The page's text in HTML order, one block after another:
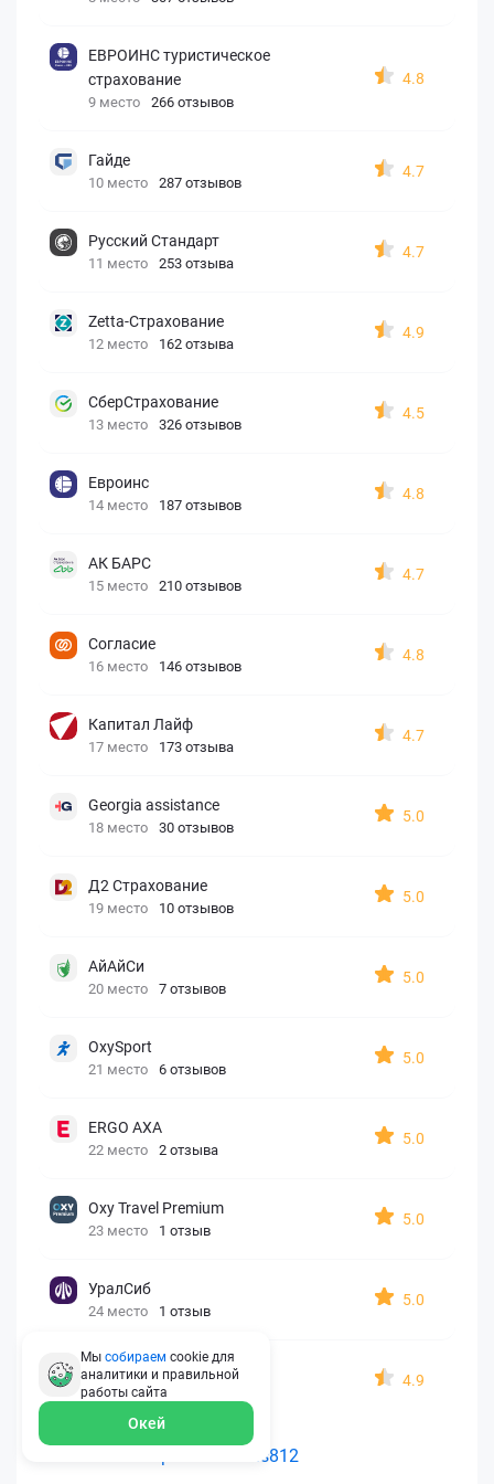
ЕВРОИНС туристическое
страхование
9 место 266 отзывов
4.8
Гайде
10 место 287 отзывов
4.7
Русский Стандарт
11 место 253 отзыва
4.7
Zetta-Страхование
12 место 162 отзыва
4.9
СберСтрахование
13 место 326 отзывов
4.5
Евроинс
14 место 187 отзывов
4.8
АК БАРС
15 место 210 отзывов
4.7
Согласие
16 место 146 отзывов
4.8
Капитал Лайф
17 место 173 отзыва
4.7
Georgia assistance
18 место 30 отзывов
5.0
Д2 Страхование
19 место 10 отзывов
5.0
АйАйСи
20 место 7 отзывов
5.0
OxySport
21 место 6 отзывов
5.0
ERGO AXA
22 место 2 отзыва
5.0
Oxy Travel Premium
23 место 1 отзыв
5.0
УралСиб
24 место 1 отзыв
5.0
МАКС
25 место 15 отзывов
4.9
Как считается рейтинг Polis812
Мы собираем cookie для
аналитики и правильной
работы сайта
Окей